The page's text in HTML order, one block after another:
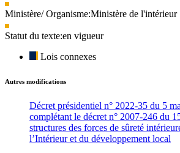
Ministère/ Organisme:Ministère de l'intérieur
Statut du texte:en vigueur
Lois connexes
Autres modifications
Décret présidentiel n° 2022-35 du 5
complétant le décret n° 2007-246 du
structures des forces de sûreté
l’Intérieur et du développement local